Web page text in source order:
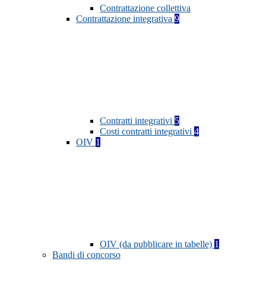
Contrattazione collettiva
Contrattazione integrativa 9
Contratti integrativi 5
Costi contratti integrativi 4
OIV 1
OIV (da pubblicare in tabelle) 1
Bandi di concorso